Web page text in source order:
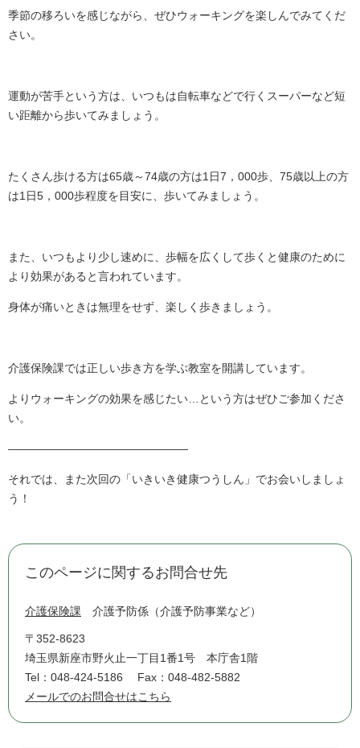
季節の移ろいを感じながら、ぜひウォーキングを楽しんでみてくだ
さい。
運動が苦手という方は、いつもは自転車などで行くスーパーなど短
い距離から歩いてみましょう。
たくさん歩ける方は65歳～74歳の方は1日7，000歩、75歳以上の方
は1日5，000歩程度を目安に、歩いてみましょう。
また、いつもより少し速めに、歩幅を広くして歩くと健康のために
より効果があると言われています。
身体が痛いときは無理をせず、楽しく歩きましょう。
介護保険課では正しい歩き方を学ぶ教室を開講しています。
よりウォーキングの効果を感じたい…という方はぜひご参加くださ
い。
――――――――――――――――
それでは、また次回の「いきいき健康つうしん」でお会いしましょ
う！
このページに関するお問合せ先
介護保険課 介護予防係（介護予防事業など）
〒352-8623
埼玉県新座市野火止一丁目1番1号 本庁舎1階
Tel：048-424-5186
Fax：048-482-5882
メールでのお問合せはこちら